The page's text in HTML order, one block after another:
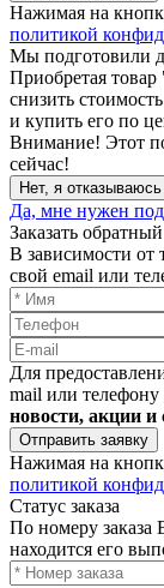
Нажимая на
политикой
Мы подготовили
Приобретая товар
снизить
и купить его по
Внимание! Этот
сейчас!
Нет, я
Да, мне нужен
Заказать
В зависимости от
свой email или
Для
mail или
новости, акции и
Отправить заявку
Нажимая на
политикой
Статус заказа
По номеру заказа
находится его